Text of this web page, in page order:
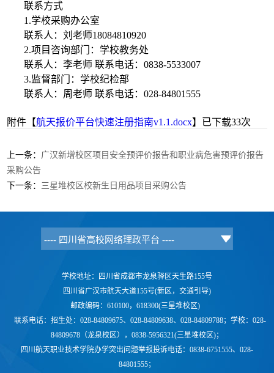
联系方式
1.学校采购办公室
联系人：刘老师18084810920
2.项目咨询部门：学校教务处
联系人：李老师 联系电话：0838-5533007
3.监督部门：学校纪检部
联系人：周老师 联系电话：028-84801555
附件【航天报价平台快速注册指南v1.1.docx】已下载33次
上一条： 广汉新增校区项目安全预评价报告和职业病危害预评价报告
采购公告
下一条： 三星堆校区校新生日用品项目采购公告
学校地址：四川省成都市龙泉驿区天生路155号
四川省广汉市航天大道155号(新区，交通引导)
邮政编码：610100，618300(三星堆校区)
联系电话： 招生处：028-84809675、028-84809638、028-84809788；学校： 028-
84809678（龙泉校区），0838-5956321(三星堆校区)；
四川航天职业技术学院办学突出问题举报投诉电话：0838-6751555、028-
84801555；